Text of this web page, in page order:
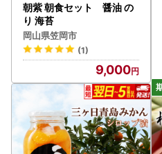
朝紫 朝食セット 醤油 の
り 海苔
岡山県笠岡市
(1)
9,000